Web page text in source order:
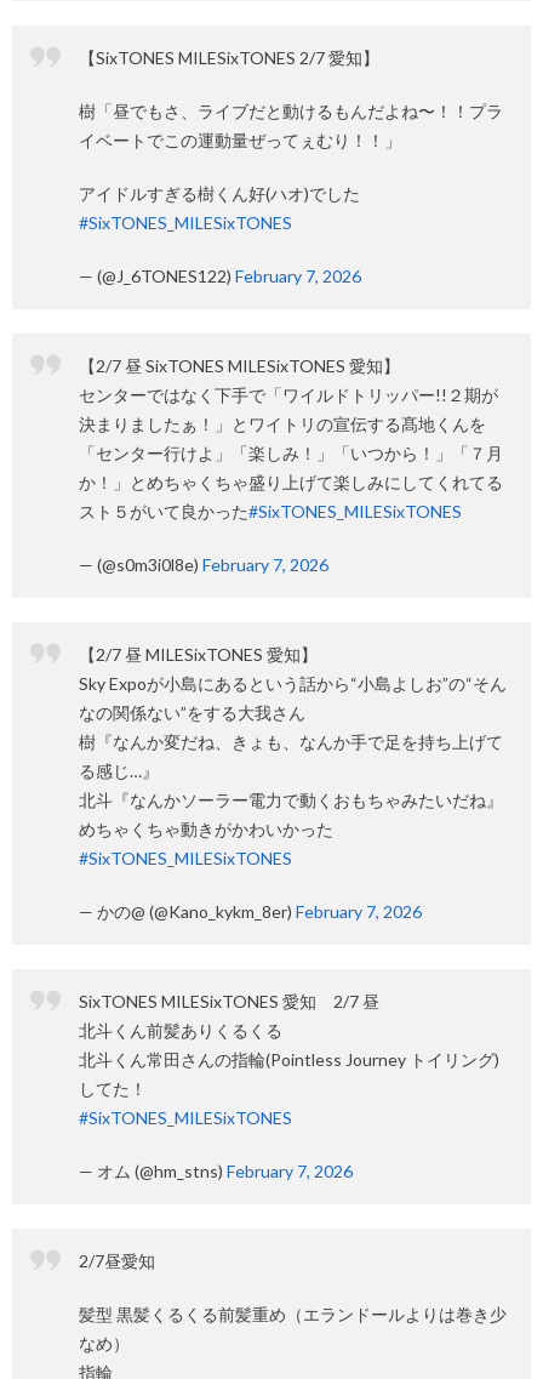
【SixTONES MILESixTONES 2/7 愛知】
樹「昼でもさ、ライブだと動けるもんだよね〜！！プラ
イベートでこの運動量ぜってぇむり！！」
アイドルすぎる樹くん好(ハオ)でした
#SixTONES_MILESixTONES
— (@J_6TONES122) February 7, 2026
【2/7 昼 SixTONES MILESixTONES 愛知】
センターではなく下手で「ワイルドトリッパー!!２期が
決まりましたぁ！」とワイトリの宣伝する髙地くんを
「センター行けよ」「楽しみ！」「いつから！」「７月
か！」とめちゃくちゃ盛り上げて楽しみにしてくれてる
スト５がいて良かった#SixTONES_MILESixTONES
— (@s0m3i0l8e) February 7, 2026
【2/7 昼 MILESixTONES 愛知】
Sky Expoが小島にあるという話から“小島よしお”の“そん
なの関係ない”をする大我さん
樹『なんか変だね、きょも、なんか手で足を持ち上げて
る感じ…』
北斗『なんかソーラー電力で動くおもちゃみたいだね』
めちゃくちゃ動きがかわいかった
#SixTONES_MILESixTONES
— かの@ (@Kano_kykm_8er) February 7, 2026
SixTONES MILESixTONES 愛知 2/7 昼
北斗くん前髪ありくるくる
北斗くん常田さんの指輪(Pointless Journey トイリング)
してた！
#SixTONES_MILESixTONES
— オム (@hm_stns) February 7, 2026
2/7昼愛知
髪型 黒髪くるくる前髪重め（エランドールよりは巻き少
なめ）
指輪